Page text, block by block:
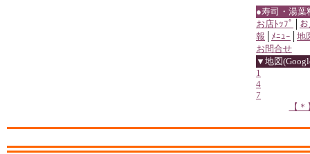
●寿司・湯
お店ﾄｯﾌﾟ
報
ﾒﾆｭｰ
地
お問合せ
▼地図
1
4
7
【